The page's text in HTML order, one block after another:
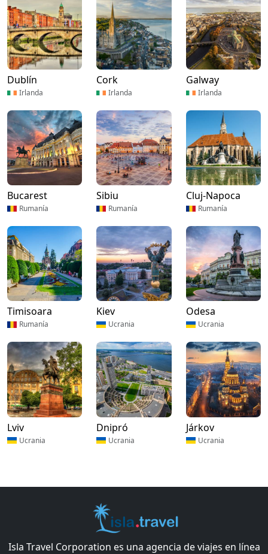
Dublín
Irlanda
Cork
Irlanda
Galway
Irlanda
Bucarest
Rumanía
Sibiu
Rumanía
Cluj-Napoca
Rumanía
Timisoara
Rumanía
Kiev
Ucrania
Odesa
Ucrania
Lviv
Ucrania
Dnipró
Ucrania
Járkov
Ucrania
Isla Travel Corporation es una agencia de viajes en línea